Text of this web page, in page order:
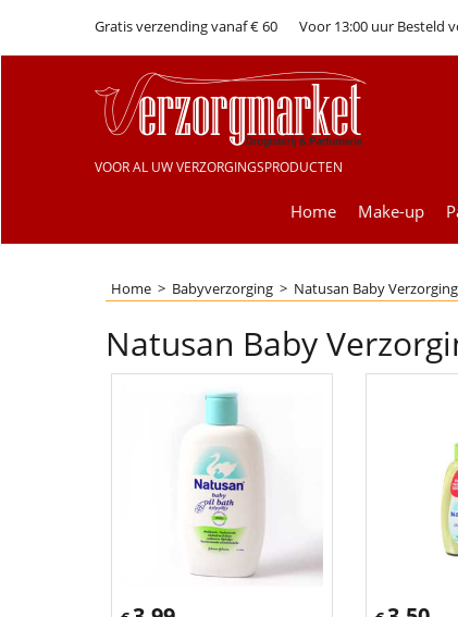
Gratis verzending vanaf € 60 Voor 13:00 uur Besteld
VOOR AL UW VERZORGINGSPRODUCTEN
Home Make-up
Home > Babyverzorging > Natusan Baby Verzorging
Natusan Baby